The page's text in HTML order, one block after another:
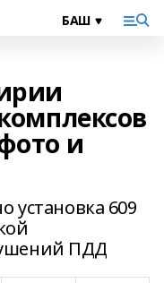
и
установка 609
ПДД